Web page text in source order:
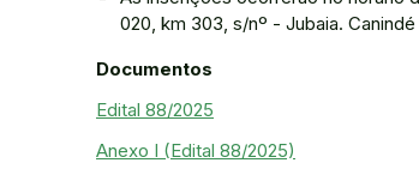
020, km 303, s/nº - Jubaia.
Documentos
Edital 88/2025
Anexo I (Edital 88/2025)